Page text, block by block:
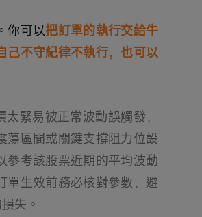
你可以把訂單的執行交給牛
己不守紀律不執行，也可以
緊易被正常波動誤觸發，
蕩區間或關鍵支撐阻力位設
參考該股票近期的平均波動
單生效前務必核對參數，避
失。